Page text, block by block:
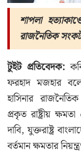
শাপলা
রাজনৈতিক
টুইট প্রতিবেদক:
ফরহাদ মজহার
হাসিনার
প্রকৃত রাষ্ট্রীয়
দাবি, যুক্তরাষ্ট্র
বর্তমান ক্ষমতার